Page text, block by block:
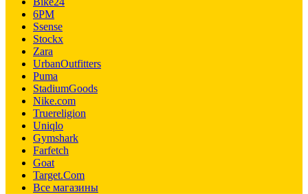
6PM
Ssense
Stockx
Zara
UrbanOutfitters
Puma
StadiumGoods
Nike.com
Truereligion
Uniqlo
Gymshark
Farfetch
Goat
Target.Com
Все магазины